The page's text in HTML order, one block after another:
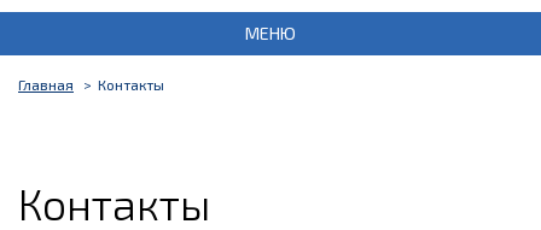
МЕНЮ
Главная Контакты
Контакты